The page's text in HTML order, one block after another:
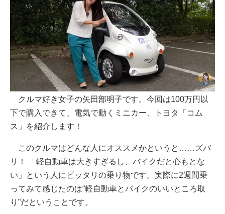
クルマ好き女子の矢田部明子です。今回は100万円以
下で購入できて、電気で動くミニカー、トヨタ「コム
ス」を紹介します！
このクルマはどんな人にオススメかというと……ズバ
リ！ 「軽自動車は大きすぎるし、バイクだと心もとな
い」という人にピッタリの乗り物です。実際に2週間乗
ってみて感じたのは“軽自動車とバイクのいいところ取
り”だということです。